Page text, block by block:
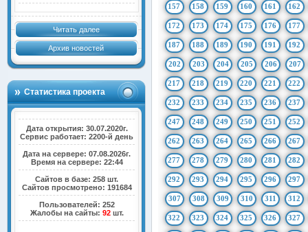
Читать далее
Архив новостей
Статистика проекта
Дата открытия: 30.07.2020г.
Сервис работает: 2200-й день
Дата на сервере: 07.08.2026г.
Время на сервере: 22:44
Сайтов в базе: 258 шт.
Сайтов просмотрено: 191684
Пользователей: 252
Жалобы на сайты: 92шт.
157 158 159 160 161 162
172 173 174 175 176 177
187 188 189 190 191 192
202 203 204 205 206 207
217 218 219 220 221 222
232 233 234 235 236 237
247 248 249 250 251 252
262 263 264 265 266 267
277 278 279 280 281 282
292 293 294 295 296 297
307 308 309 310 311 312
322 323 324 325 326 327